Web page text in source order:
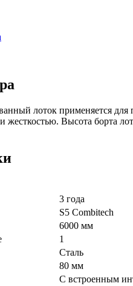
лоток применяется
жесткостью. Высота борта
3 года
S5 Combitech
6000 мм
1
Сталь
80 мм
С встроенным